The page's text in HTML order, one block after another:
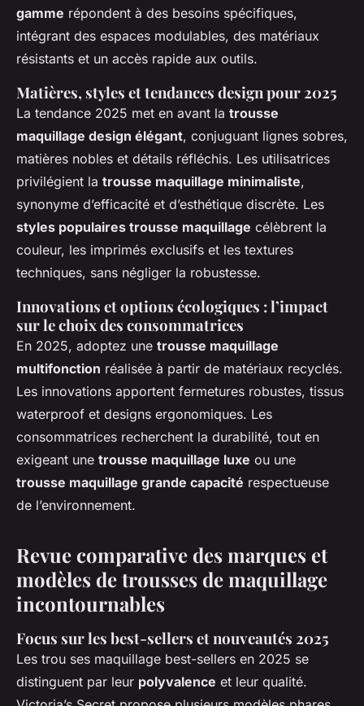
gamme répondent à des besoins spécifiques,
intégrant des espaces modulables, des matériaux
résistants et un accès rapide aux outils.
Matières, styles et tendances design pour 2025
La tendance 2025 met en avant la trousse
maquillage design élégant, conjuguant lignes sobres,
matières nobles et détails réfléchis. Les utilisatrices
privilégient la trousse maquillage minimaliste,
synonyme d’efficacité et d’esthétique discrète. Les
styles populaires trousse maquillage célèbrent la
couleur, les imprimés exclusifs et les textures
techniques, sans négliger la robustesse.
Innovations et options écologiques : l’impact
sur le choix des consommatrices
En 2025, adoptez une trousse maquillage
multifonction réalisée à partir de matériaux recyclés.
Les innovations apportent fermetures robustes, tissus
waterproof et designs ergonomiques. Les
consommatrices recherchent la durabilité, tout en
exigeant une trousse maquillage luxe ou une
trousse maquillage grande capacité respectueuse
de l’environnement.
Revue comparative des marques et
modèles de trousses de maquillage
incontournables
Focus sur les best-sellers et nouveautés 2025
Les trou ses maquillage best-sellers en 2025 se
distinguent par leur polyvalence et leur qualité.